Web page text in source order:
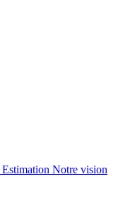
Estimation Notre vision